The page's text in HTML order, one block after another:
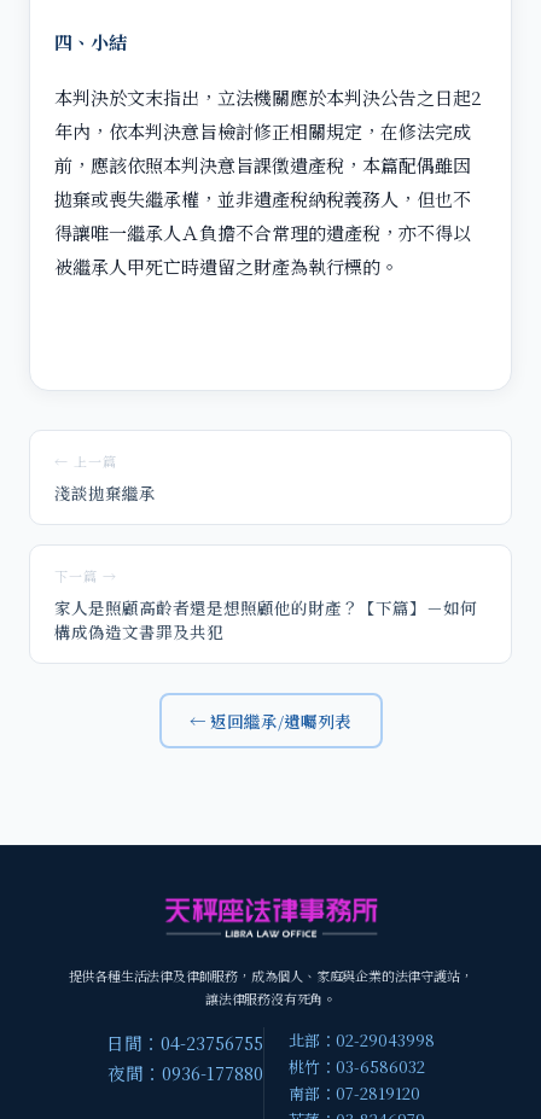
四、小結
本判決於文末指出，立法機關應於本判決公告之日起2
年內，依本判決意旨檢討修正相關規定，在修法完成
前，應該依照本判決意旨課徵遺產稅，本篇配偶雖因
拋棄或喪失繼承權，並非遺產稅納稅義務人，但也不
得讓唯一繼承人Ａ負擔不合常理的遺產稅，亦不得以
被繼承人甲死亡時遺留之財產為執行標的。
← 上一篇
淺談拋棄繼承
下一篇 →
家人是照顧高齡者還是想照顧他的財產？【下篇】－如何
構成偽造文書罪及共犯
← 返回繼承/遺囑列表
提供各種生活法律及律師服務，成為個人、家庭與企業的法律守護站，
讓法律服務沒有死角。
日間：04-23756755
夜間：0936-177880
北部：02-29043998
桃竹：03-6586032
南部：07-2819120